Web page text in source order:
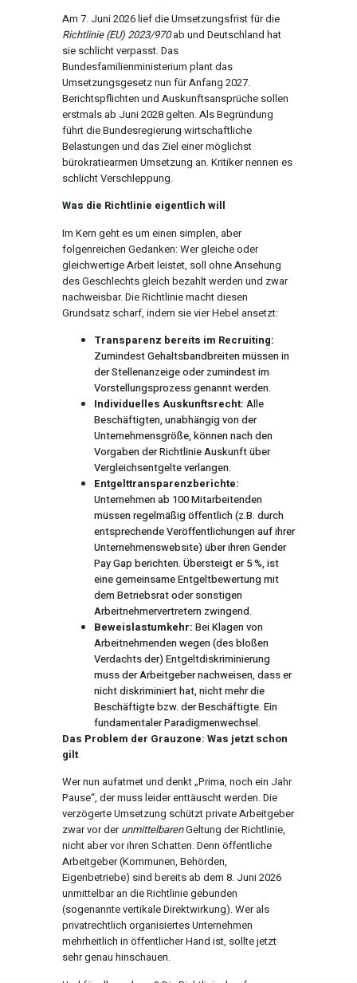
Am 7. Juni 2026 lief die Umsetzungsfrist für die
Richtlinie (EU) 2023/970ab und Deutschland hat
sie schlicht verpasst. Das
Bundesfamilienministerium plant das
Umsetzungsgesetz nun für Anfang 2027.
Berichtspflichten und Auskunftsansprüche sollen
erstmals ab Juni 2028 gelten. Als Begründung
führt die Bundesregierung wirtschaftliche
Belastungen und das Ziel einer möglichst
bürokratiearmen Umsetzung an. Kritiker nennen es
schlicht Verschleppung.
Was die Richtlinie eigentlich will
Im Kern geht es um einen simplen, aber
folgenreichen Gedanken: Wer gleiche oder
gleichwertige Arbeit leistet, soll ohne Ansehung
des Geschlechts gleich bezahlt werden und zwar
nachweisbar. Die Richtlinie macht diesen
Grundsatz scharf, indem sie vier Hebel ansetzt:
Transparenz bereits im Recruiting:
Zumindest Gehaltsbandbreiten müssen in
der Stellenanzeige oder zumindest im
Vorstellungsprozess genannt werden.
Individuelles Auskunftsrecht: Alle
Beschäftigten, unabhängig von der
Unternehmensgröße, können nach den
Vorgaben der Richtlinie Auskunft über
Vergleichsentgelte verlangen.
Entgelttransparenzberichte:
Unternehmen ab 100 Mitarbeitenden
müssen regelmäßig öffentlich (z.B. durch
entsprechende Veröffentlichungen auf ihrer
Unternehmenswebsite) über ihren Gender
Pay Gap berichten. Übersteigt er 5 %, ist
eine gemeinsame Entgeltbewertung mit
dem Betriebsrat oder sonstigen
Arbeitnehmervertretern zwingend.
Beweislastumkehr: Bei Klagen von
Arbeitnehmenden wegen (des bloßen
Verdachts der) Entgeltdiskriminierung
muss der Arbeitgeber nachweisen, dass er
nicht diskriminiert hat, nicht mehr die
Beschäftigte bzw. der Beschäftigte. Ein
fundamentaler Paradigmenwechsel.
Das Problem der Grauzone: Was jetzt schon
gilt
Wer nun aufatmet und denkt „Prima, noch ein Jahr
Pause“, der muss leider enttäuscht werden. Die
verzögerte Umsetzung schützt private Arbeitgeber
zwar vor derunmittelbarenGeltung der Richtlinie,
nicht aber vor ihren Schatten. Denn öffentliche
Arbeitgeber (Kommunen, Behörden,
Eigenbetriebe) sind bereits ab dem 8. Juni 2026
unmittelbar an die Richtlinie gebunden
(sogenannte vertikale Direktwirkung). Wer als
privatrechtlich organisiertes Unternehmen
mehrheitlich in öffentlicher Hand ist, sollte jetzt
sehr genau hinschauen.